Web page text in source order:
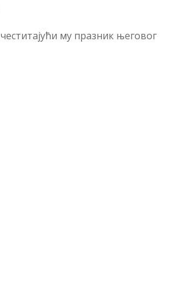
му празник његовог